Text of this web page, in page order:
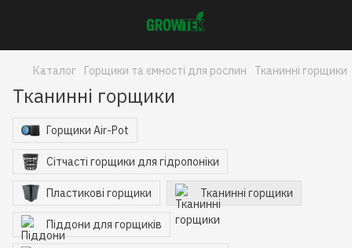
Каталог Горщики та ємності для рослин Тканинні горщики
Тканинні горщики
Горщики Air-Pot
Сітчасті горщики для гідропоніки
Пластикові горщики Тканинні горщики
Піддони для горщиків